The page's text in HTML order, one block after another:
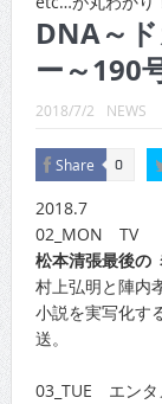
DNA～
ー～190
2018/7/2 NEWS
Share 0
2018.7
02_MON TV
松本清張最後の
村上弘明と陣内
小説を実写化す
送。
03_TUE エンタ